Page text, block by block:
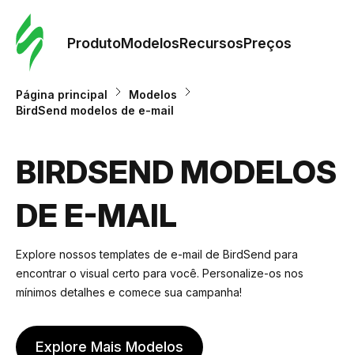
ProdutoModelosRecursosPreços
Página principal
Modelos
BirdSend modelos de e-mail
BIRDSEND MODELOS
DE E-MAIL
Explore nossos templates de e-mail de BirdSend para
encontrar o visual certo para você. Personalize-os nos
mínimos detalhes e comece sua campanha!
Explore Mais Modelos